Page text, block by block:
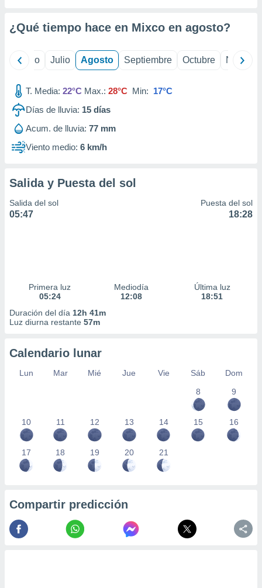
publicidad
de
¿Qué tiempo hace en Mixco en agosto?
Junio Julio Agosto Septiembre Octubre
T. Media: 22°C Max.: 28°C Min: 17°C
Días de lluvia: 15 días
Acum. de lluvia: 77 mm
Viento medio: 6 km/h
Salida y Puesta del sol
Salida del sol
05:47
Puesta del sol
18:28
Primera luz
05:24
Mediodía
12:08
Última luz
18:51
Duración del día 12h 41m
Luz diurna restante 57m
Calendario lunar
Lun Mar Mié Jue Vie Sáb
Dom
8
9
10 11 12 13 14 15 16
17 18 19 20 21
Compartir predicción